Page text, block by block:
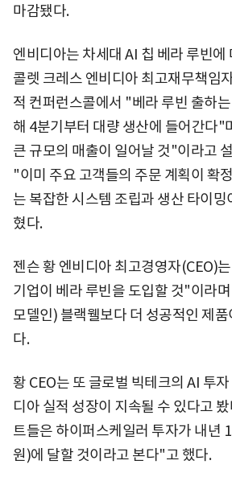
마감됐다.
엔비디아는 차세대 AI 칩 베라 루빈에
콜렛 크레스 엔비디아 최고재무책임
적 컨퍼런스콜에서 "베라 루빈 출하
해 4분기부터 대량 생산에 들어간다"
큰 규모의 매출이 일어날 것"이라고
"이미 주요 고객들의 주문 계획이 확
는 복잡한 시스템 조립과 생산 타이
혔다.
젠슨 황 엔비디아 최고경영자(CEO)
기업이 베라 루빈을 도입할 것"이라
모델인) 블랙웰보다 더 성공적인 제
다.
황 CEO는 또 글로벌 빅테크의 AI 투
디아 실적 성장이 지속될 수 있다고
트들은 하이퍼스케일러 투자가 내년
원)에 달할 것이라고 본다"고 했다.